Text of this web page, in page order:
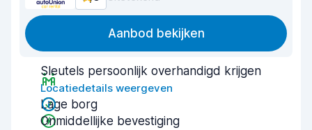
Aanbod bekijken
Sleutels persoonlijk overhandigd krijgen
Locatiedetails weergeven
Lage borg
Onmiddellijke bevestiging